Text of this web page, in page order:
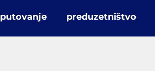
putovanje preduzetništvo